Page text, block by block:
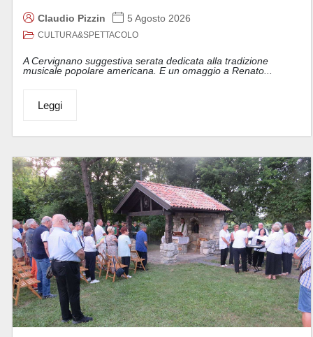
Claudio Pizzin 5 Agosto 2026
CULTURA&SPETTACOLO
A Cervignano suggestiva serata dedicata alla tradizione
musicale popolare americana. E un omaggio a Renato...
Leggi